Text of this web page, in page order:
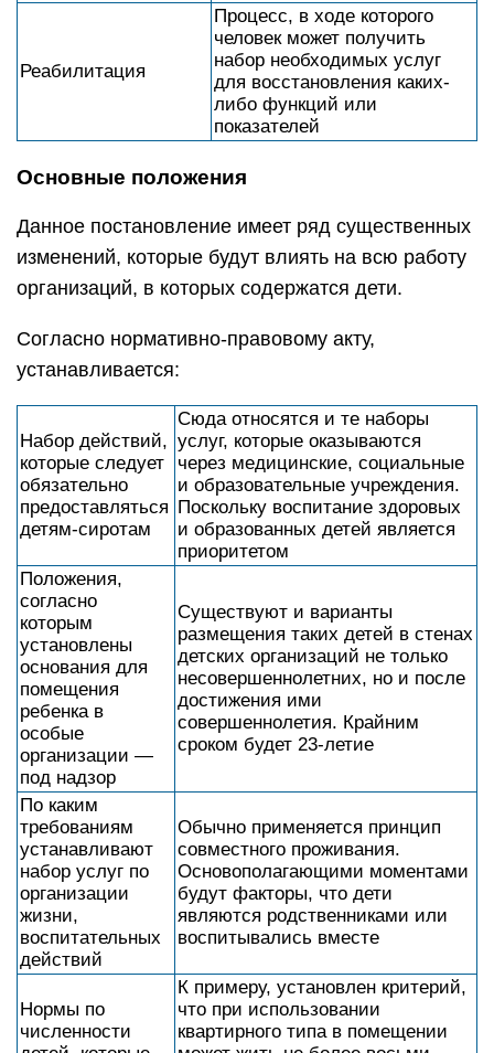
Реабилитация
Процесс, в ходе которого
человек может получить
набор необходимых услуг
для восстановления каких-
либо функций или
показателей
Основные положения
Данное постановление имеет ряд существенных
изменений, которые будут влиять на всю работу
организаций, в которых содержатся дети.
Согласно нормативно-правовому акту,
устанавливается:
Набор действий,
которые следует
обязательно
предоставляться
детям-сиротам
Сюда относятся и те наборы
услуг, которые оказываются
через медицинские, социальные
и образовательные учреждения.
Поскольку воспитание здоровых
и образованных детей является
приоритетом
Положения,
согласно
которым
установлены
основания для
помещения
ребенка в
особые
организации —
под надзор
Существуют и варианты
размещения таких детей в стенах
детских организаций не только
несовершеннолетних, но и после
достижения ими
совершеннолетия. Крайним
сроком будет 23-летие
По каким
требованиям
устанавливают
набор услуг по
организации
жизни,
воспитательных
действий
Обычно применяется принцип
совместного проживания.
Основополагающими моментами
будут факторы, что дети
являются родственниками или
воспитывались вместе
Нормы по
численности
К примеру, установлен критерий,
что при использовании
квартирного типа в помещении